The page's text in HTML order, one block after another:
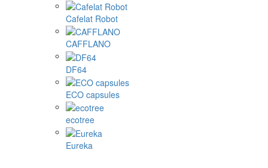
Cafelat Robot
CAFFLANO
DF64
ECO capsules
ecotree
Eureka